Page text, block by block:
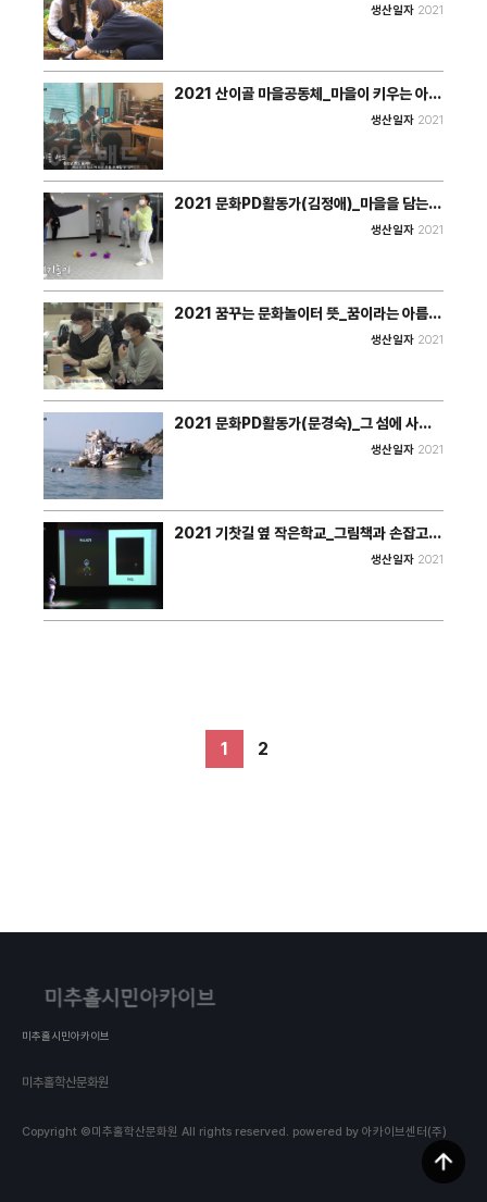
생산일자 2021
2021 산이골 마을공동체_마을이 키우는 아이
생산일자 2021
2021 문화PD활동가(김정애)_마을을 담는
생산일자 2021
2021 꿈꾸는 문화놀이터 뜻_꿈이라는 아름다
생산일자 2021
2021 문화PD활동가(문경숙)_그 섬에 사람
생산일자 2021
2021 기찻길 옆 작은학교_그림책과 손잡고
생산일자 2021
1 2
미추홀시민아카이브
미추홀학산문화원
Copyright ©미추홀학산문화원 All rights reserved. powered by 아카이브센터(주)